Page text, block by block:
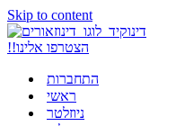
Skip to content
!!הצטרפו אלינו
התחברות
ראשי
ניוזלטר